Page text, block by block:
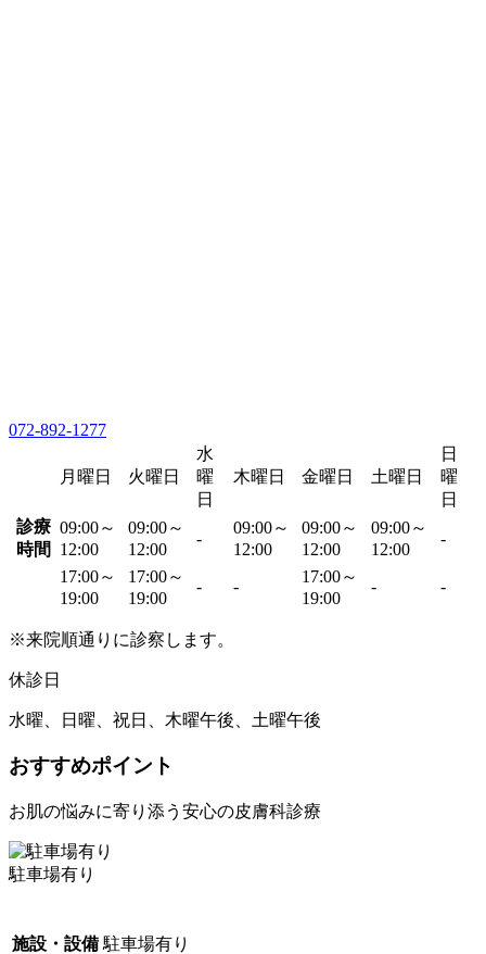
072-892-1277
月曜日 火曜日
水
曜
日
木曜日 金曜日 土曜日
日
曜
日
診療
時間
09:00～
12:00
09:00～
12:00
-
09:00～
12:00
09:00～
12:00
09:00～
12:00
-
17:00～
19:00
17:00～
19:00
- -
17:00～
19:00
- -
※来院順通りに診察します。
休診日
水曜、日曜、祝日、木曜午後、土曜午後
おすすめポイント
お肌の悩みに寄り添う安心の皮膚科診療
駐車場有り
施設・設備 駐車場有り